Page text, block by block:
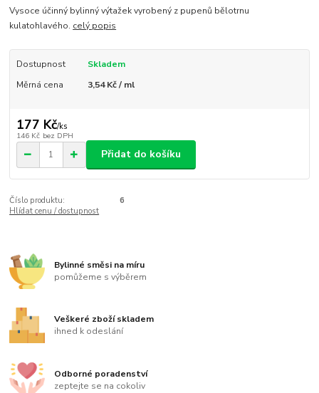
Vysoce účinný bylinný výtažek vyrobený z pupenů bělotrnu
kulatohlavého. celý popis
Dostupnost
Skladem
Měrná cena
3,54 Kč / ml
177 Kč/ks
146 Kč bez DPH
Přidat do košíku
Číslo produktu:
6
Hlídat cenu / dostupnost
Bylinné směsi na míru
pomůžeme s výběrem
Veškeré zboží skladem
ihned k odeslání
Odborné poradenství
zeptejte se na cokoliv